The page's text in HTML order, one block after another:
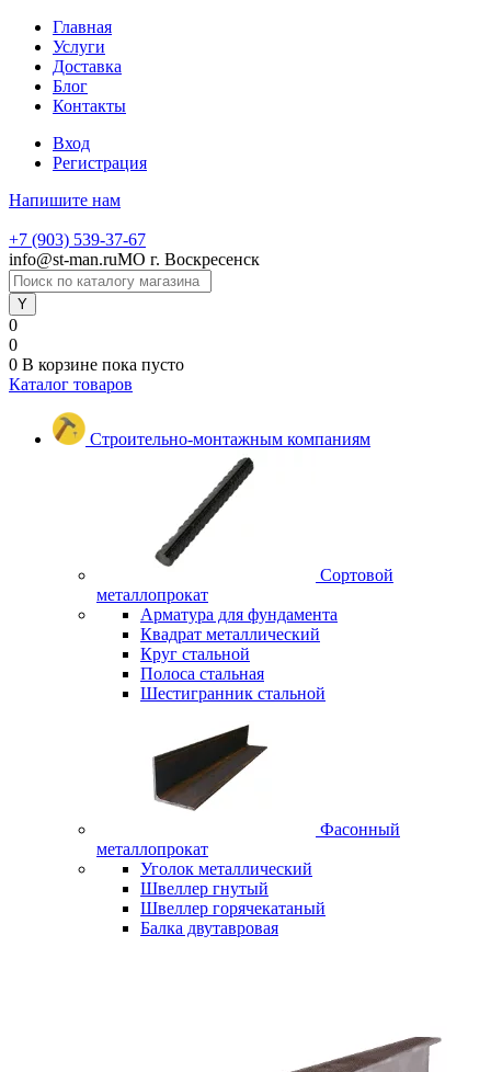
Главная
Услуги
Доставка
Блог
Контакты
Вход
Регистрация
Напишите нам
+7 (903) 539-37-67
info@st-man.ruМО г. Воскресенск
0
0
0 В корзине пока пусто
Каталог товаров
Строительно-монтажным компаниям
Сортовой
металлопрокат
Арматура для фундамента
Квадрат металлический
Круг стальной
Полоса стальная
Шестигранник стальной
Фасонный
металлопрокат
Уголок металлический
Швеллер гнутый
Швеллер горячекатаный
Балка двутавровая